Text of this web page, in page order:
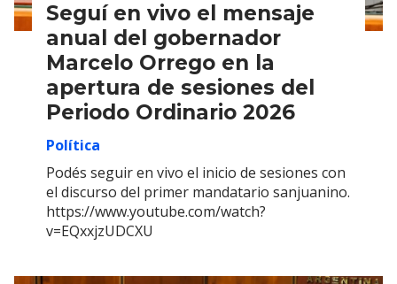
Seguí en vivo el mensaje
anual del gobernador
Marcelo Orrego en la
apertura de sesiones del
Periodo Ordinario 2026
Política
Podés seguir en vivo el inicio de sesiones con
el discurso del primer mandatario sanjuanino.
https://www.youtube.com/watch?
v=EQxxjzUDCXU